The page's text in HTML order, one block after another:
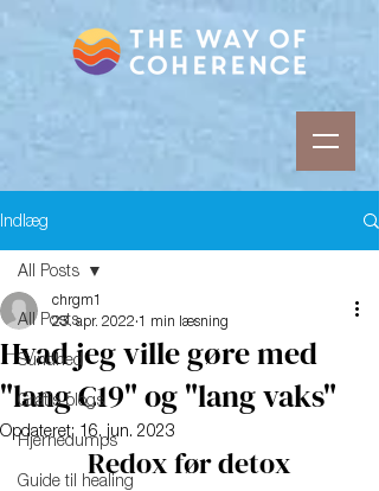
Indlæg
All Posts
Sundhed
Gratis blogs
Hjernedumps
Guide til healing
All Posts
Hvad jeg ville gøre med
"lang C19" og "lang vaks"
chrgm1
23. apr. 2022 1 min læsning
Opdateret: 16. jun. 2023
Redox før detox